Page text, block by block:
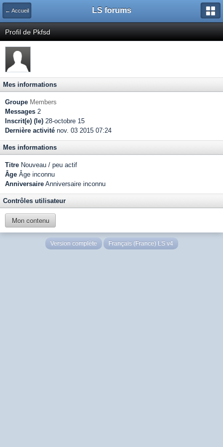
← Accueil LS forums
Profil de Pkfsd
Mes informations
Groupe Members
Messages 2
Inscrit(e) (le) 28-octobre 15
Dernière activité nov. 03 2015 07:24
Mes informations
Titre Nouveau / peu actif
Âge Âge inconnu
Anniversaire Anniversaire inconnu
Contrôles utilisateur
Mon contenu
Version complète Français (France) LS v4